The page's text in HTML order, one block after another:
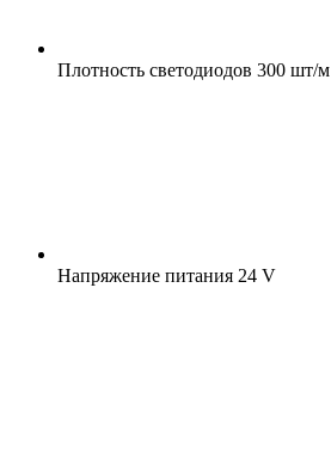
Плотность светодиодов 300 шт/м
Напряжение питания 24 V